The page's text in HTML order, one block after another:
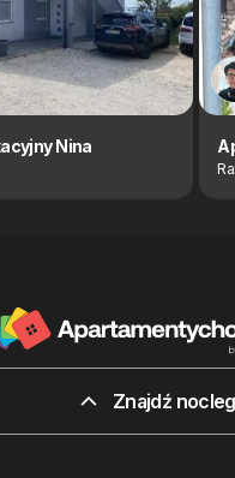
Nina
Znajdź nocleg